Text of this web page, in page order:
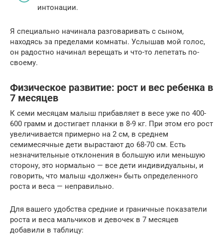
интонации.
Я специально начинала разговаривать с сыном,
находясь за пределами комнаты. Услышав мой голос,
он радостно начинал верещать и что-то лепетать по-
своему.
Физическое развитие: рост и вес ребенка в
7 месяцев
К семи месяцам малыш прибавляет в весе уже по 400-
600 грамм и достигает планки в 8-9 кг. При этом его рост
увеличивается примерно на 2 см, в среднем
семимесячные дети вырастают до 68-70 см. Есть
незначительные отклонения в большую или меньшую
сторону, это нормально — все дети индивидуальны, и
говорить, что малыш «должен» быть определенного
роста и веса — неправильно.
Для вашего удобства средние и граничные показатели
роста и веса мальчиков и девочек в 7 месяцев
добавили в таблицу: